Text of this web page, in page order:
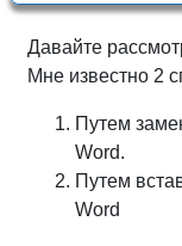
Давайте
Мне известно 2
Путем
Word.
Путем
Word